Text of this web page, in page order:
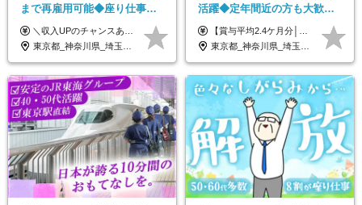
まで再雇用可能◆座り仕事中
心◆東証プライム上場G◆応
募者全員面接◆賞与年2回
＼収入UPのチャンスあり◎昇給も可能です！／ ◆正社員 月給(地域による）＋グレード手当、深夜手当、残業代（全額支給）等の各種手当＋賞与年2回 ＜東京都／神奈川県（横浜市）＞ 月給21万4000円～27万円 ＜埼玉県／千葉県＞ 月給19万90000円～25万1000円 ＜栃木県／茨城県／山梨県＞ 月給18万4000円～23万6000円 【試用期間】 正社員：3ヵ月 アルバイト：なし ※試用期間と本採用後の給与・待遇に差異はありません ※グレード手当、深夜手当の詳細額は面接にてご案内させていただきます ※正社員は60歳定年のため、60代の方は嘱託社員での採用です。給与条件は嘱託給与となり、退職金と賞与がありません ＼正社員は「グレード認定制」という評価あり！制度勤続年数等に応じて入社時から手当を支給／ ◆グレードI：＋2000円（入社時～） ◆グレードII：＋5000円（在籍1年以上＆当社基準に当てはまる方） ◆グレードIII：＋1万円（社内試験の合格者） ◆アルバイト・パート 東京都:時給1226円 神奈川県:時給1225円 千葉県：時給1140円 埼玉県:時給1141円 栃木県:1068円 茨城県:1074円 山梨県:1052円
東京都_神奈川県_埼玉県_千葉県_茨城県_栃木県_山梨県
活躍◆定年間近の方も大歓
迎！◆出勤はお昼から◆平均
賞与2.4ヶ月分◆残業少なめ
【賞与平均2.4ケ月分│決算賞与も20年以上連続で支給中！】 ＜月収例＞ 月収29万円（地域限定正社員／残業代・各種手当含む） 月収26万円（契約社員／残業代・各種手当含む） ◆月給：月給258,400円～361,500円＋残業代＋各種手当 ※給与は前職での経験、スキルを考慮し、決定します ※残業代は全額支給します ※契約社員としてご入社いただく方は、賞与額に差異あり。詳細は面接でお話しします ※試用期間3ヶ月あり。条件に変更はありません ※契約社員の場合：契約期間12カ月（更新あり） ※60歳未満でご入社いただいた方も、60歳になったタイミングで雇用形態は契約社員に切り替えとなります。
東京都_神奈川県_埼玉県_千葉県_茨城県_栃木県_群馬県